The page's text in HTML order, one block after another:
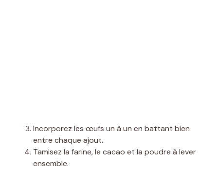
Incorporez les œufs un à un en battant bien
entre chaque ajout.
Tamisez la farine, le cacao et la poudre à lever
ensemble.